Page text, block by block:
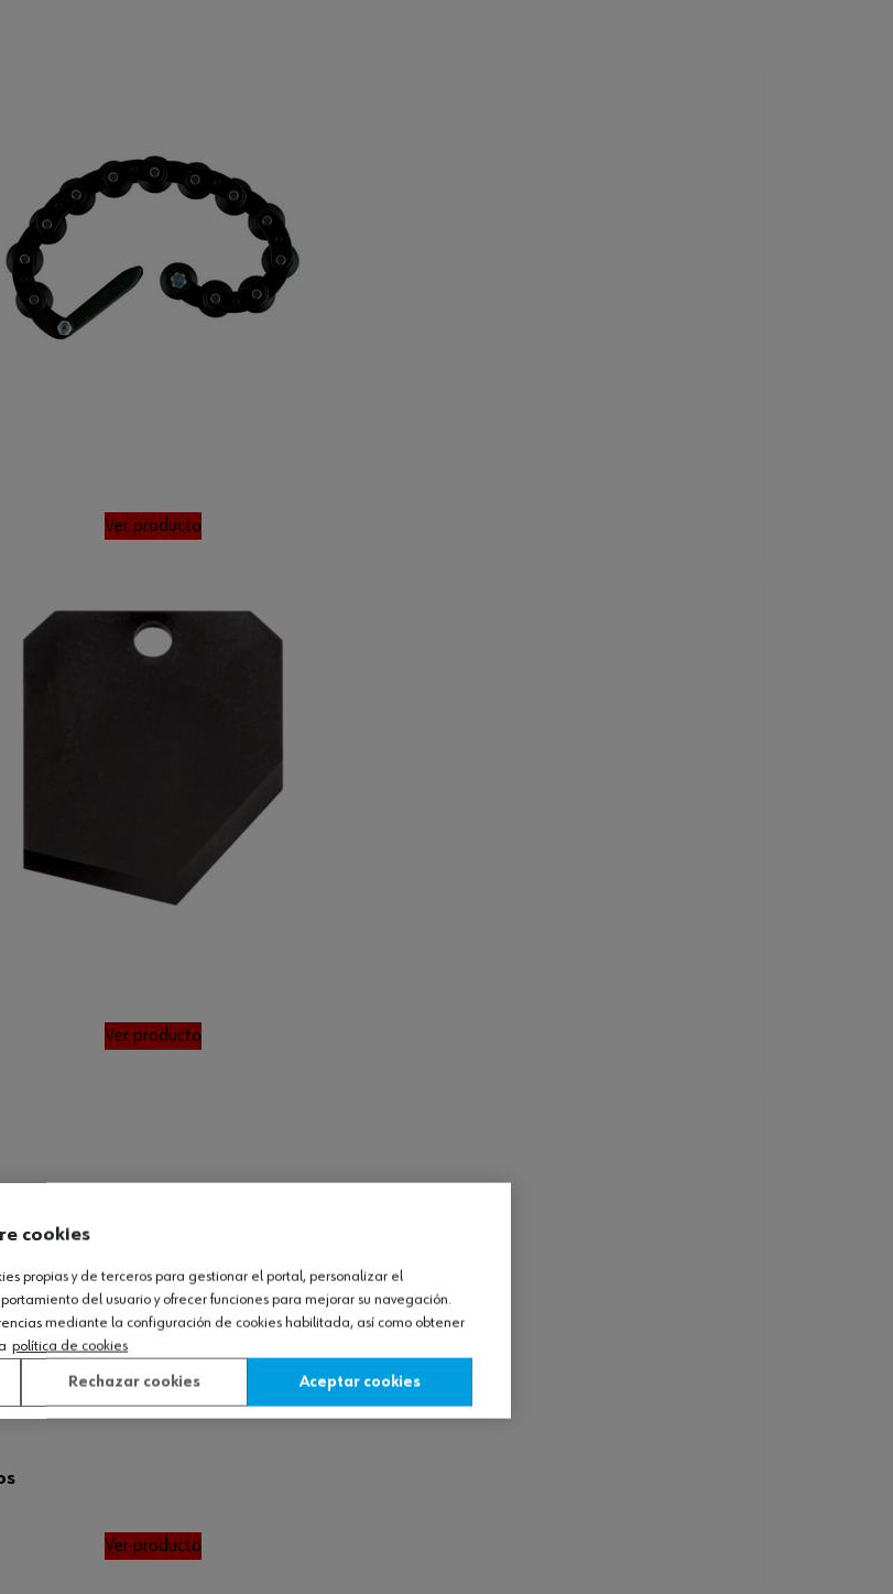
Ver producto
Ver producto
Ver producto
cookies
propias y de terceros para gestionar el portal, personalizar el
del usuario y ofrecer funciones para mejorar su navegación.
mediante la configuración de cookies habilitada, así como obtener
política de cookies
Rechazar cookies Aceptar cookies